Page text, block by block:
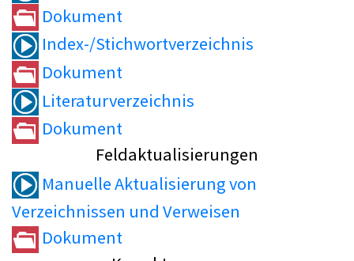
Dokument
Index-/Stichwortverzeichnis
Dokument
Literaturverzeichnis
Dokument
Feldaktualisierungen
Manuelle Aktualisierung von
Verzeichnissen und Verweisen
Dokument